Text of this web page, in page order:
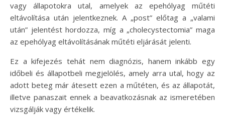
vagy állapotokra utal, amelyek az epehólyag műtéti
eltávolítása után jelentkeznek. A „post” előtag a „valami
után” jelentést hordozza, míg a „cholecystectomia” maga
az epehólyag eltávolításának műtéti eljárását jelenti.
Ez a kifejezés tehát nem diagnózis, hanem inkább egy
időbeli és állapotbeli megjelölés, amely arra utal, hogy az
adott beteg már átesett ezen a műtéten, és az állapotát,
illetve panaszait ennek a beavatkozásnak az ismeretében
vizsgálják vagy értékelik.